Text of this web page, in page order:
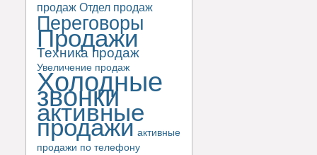
продаж Отдел продаж
Переговоры
Продажи
Техника продаж
Увеличение продаж
Холодные
звонки
активные
продажи активные
продажи по телефону